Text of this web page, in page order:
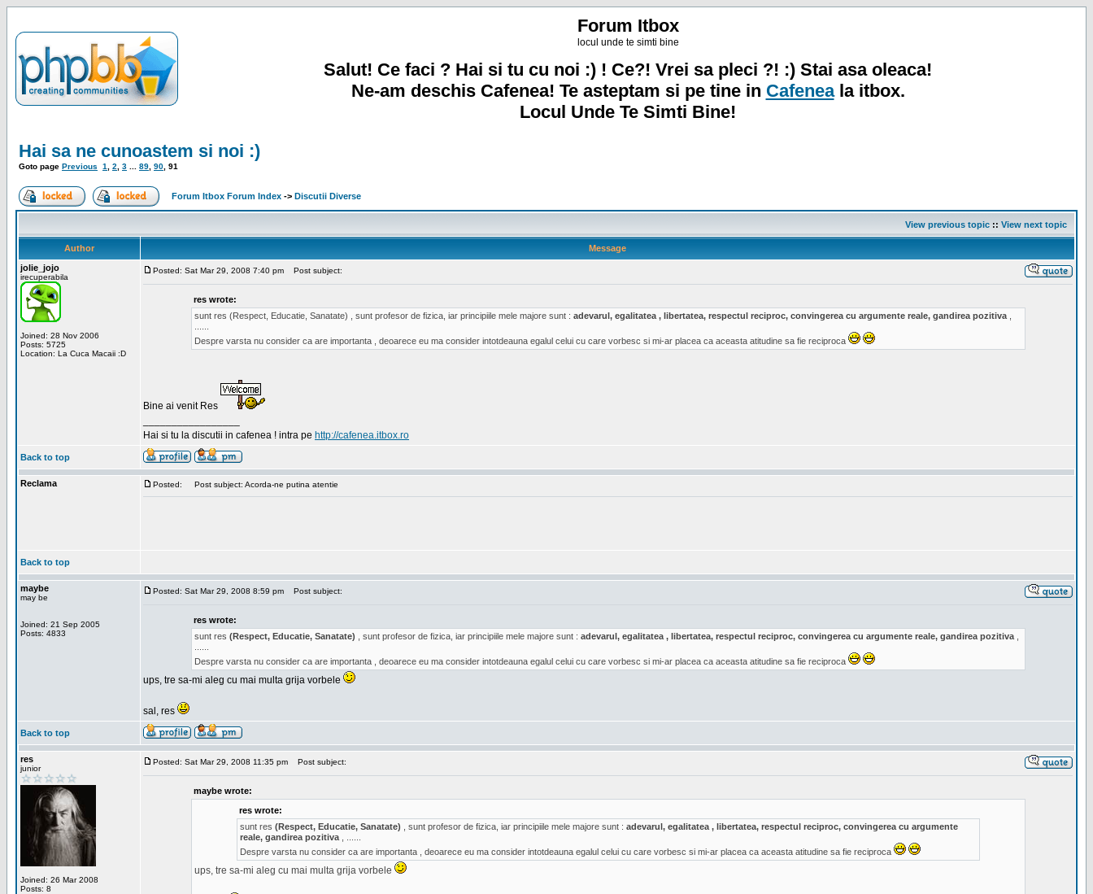
Forum Itbox
locul unde te simti bine
Salut! Ce faci ? Hai si tu cu noi :) ! Ce?! Vrei sa pleci ?! :) Stai asa oleaca!
Ne-am deschis Cafenea! Te asteptam si pe tine in Cafeneala itbox.
Locul Unde Te Simti Bine!
Hai sa ne cunoastem si noi :)
Goto page Previous 1 2 3 89 90 91
Forum Itbox Forum Index -> Discutii Diverse
View previous topic :: View next topic
Author
Message
jolie_jojo
irecuperabila
Joined: 28 Nov 2006
Posts: 5725
Location: La Cuca Macaii :D
Posted: Sat Mar 29, 2008 7:40 pm Post subject:
res wrote:
sunt res (Respect, Educatie, Sanatate) , sunt profesor de fizica, iar principiile mele majore sunt : adevarul, egalitatea , libertatea, respectul reciproc, convingerea cu argumente reale, gandirea pozitiva
Despre varsta nu consider ca are importanta , deoarece eu ma consider intotdeauna egalul celui cu care vorbesc si mi-ar placea ca aceasta atitudine sa fie reciproca
Bine ai venit Res
Hai si tu la discutii in cafenea ! intra pe http://cafenea.itbox.ro
Back to top
Reclama Posted: Post subject: Acorda-ne putina atentie
Back to top
maybe
may be
Joined: 21 Sep 2005
Posts: 4833
Posted: Sat Mar 29, 2008 8:59 pm Post subject:
res wrote:
sunt res (Respect, Educatie, Sanatate) , sunt profesor de fizica, iar principiile mele majore sunt : adevarul, egalitatea , libertatea, respectul reciproc, convingerea cu argumente reale, gandirea pozitiva
Despre varsta nu consider ca are importanta , deoarece eu ma consider intotdeauna egalul celui cu care vorbesc si mi-ar placea ca aceasta atitudine sa fie reciproca
ups, tre sa-mi aleg cu mai multa grija vorbele
sal, res
Back to top
res
junior
Joined: 26 Mar 2008
Posts: 8
Posted: Sat Mar 29, 2008 11:35 pm Post subject:
maybe wrote:
res wrote:
sunt res (Respect, Educatie, Sanatate) , sunt profesor de fizica, iar principiile mele majore sunt : adevarul, egalitatea , libertatea, respectul reciproc, convingerea cu argumente
reale, gandirea pozitiva
Despre varsta nu consider ca are importanta , deoarece eu ma consider intotdeauna egalul celui cu care vorbesc si mi-ar placea ca aceasta atitudine sa fie reciproca
ups, tre sa-mi aleg cu mai multa grija vorbele